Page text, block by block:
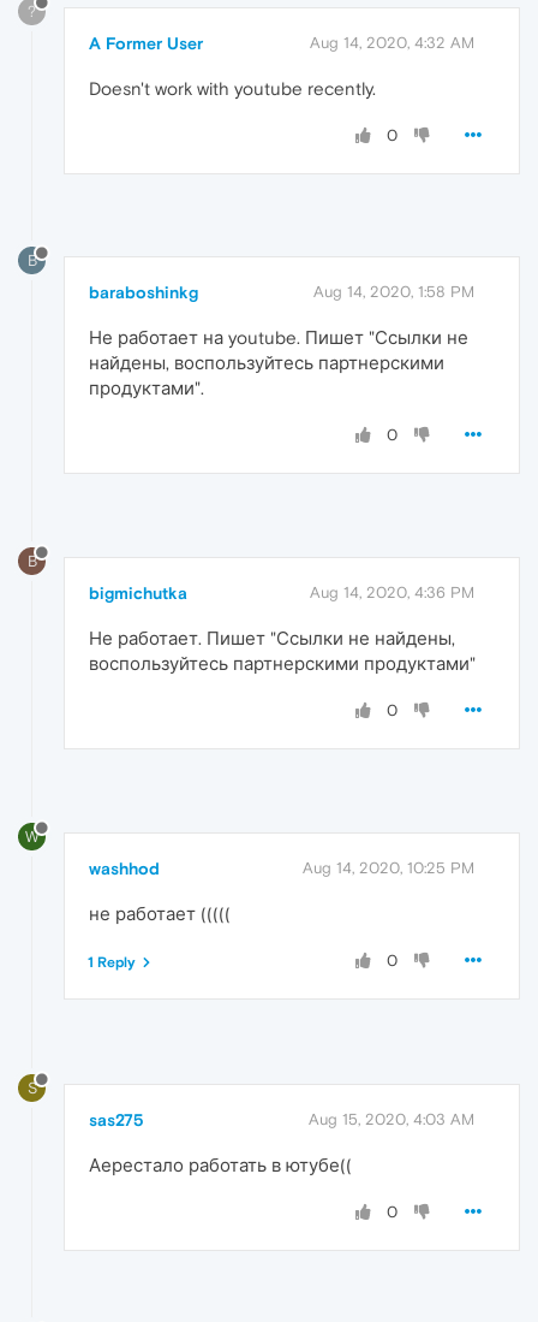
?
A Former User Aug 14, 2020, 4:32 AM
Doesn't work with youtube recently.
0
B
baraboshinkg Aug 14, 2020, 1:58 PM
Не работает на youtube. Пишет "Ссылки не
найдены, воспользуйтесь партнерскими
продуктами".
0
B
bigmichutka Aug 14, 2020, 4:36 PM
Не работает. Пишет "Ссылки не найдены,
воспользуйтесь партнерскими продуктами"
0
W
washhod Aug 14, 2020, 10:25 PM
не работает (((((
0
1 Reply
S
sas275 Aug 15, 2020, 4:03 AM
Аерестало работать в ютубе((
0